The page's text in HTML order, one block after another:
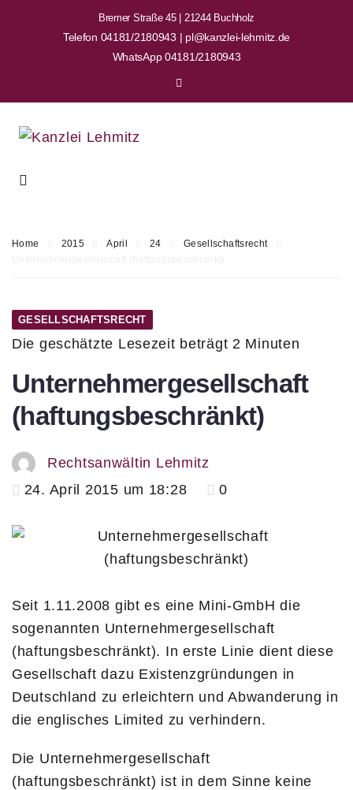
Bremer Straße 45 | 21244 Buchholz
Telefon 04181/2180943 | pl@kanzlei-lehmitz.de
WhatsApp 04181/2180943
Home 2015 April 24
Gesellschaftsrecht
GESELLSCHAFTSRECHT
Die geschätzte Lesezeit beträgt 2 Minuten
Unternehmergesellschaft
(haftungsbeschränkt)
Rechtsanwältin Lehmitz
24. April 2015 um 18:28
0
Seit 1.11.2008 gibt es eine Mini-GmbH die
sogenannten Unternehmergesellschaft
(haftungsbeschränkt). In erste Linie dient diese
Gesellschaft dazu Existenzgründungen in
Deutschland zu erleichtern und Abwanderung in
die englisches Limited zu verhindern.
Die Unternehmergesellschaft
(haftungsbeschränkt) ist in dem Sinne keine